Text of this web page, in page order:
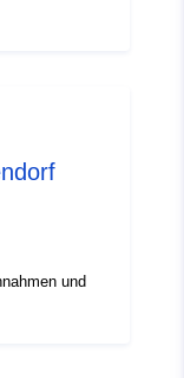
und